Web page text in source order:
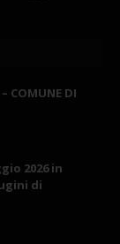
COMUNE DI
2026 in
di